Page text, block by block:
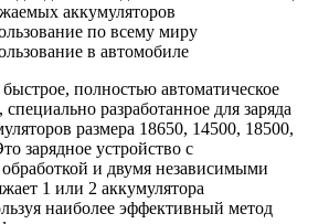
аккумуляторов
по всему миру
в автомобиле
быстрое, полностью автоматическое
специально разработанное для заряда
размера 18650, 14500, 18500,
зарядное устройство с
и двумя независимыми
1 или 2 аккумулятора
наиболее эффективный метод